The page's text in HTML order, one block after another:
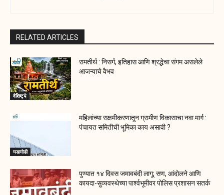
RELATED ARTICLES
वैशिष्ट्ये
रामतीर्थ : निसर्ग, इतिहास आणि श्रद्धेचा संगम असलेले
आजऱ्याचे वैभव
घडामोडी
महिलांच्या सक्षमीकरणातून ग्रामीण विकासाचा नवा मार्ग :
पंचायत समितीची भूमिका काय असावी ?
पुण्यात १४ दिवस जमावबंदी लागू; सण, आंदोलने आणि
कायदा-सुव्यवस्थेच्या पार्श्वभूमीवर पोलिस प्रशासन सतर्क